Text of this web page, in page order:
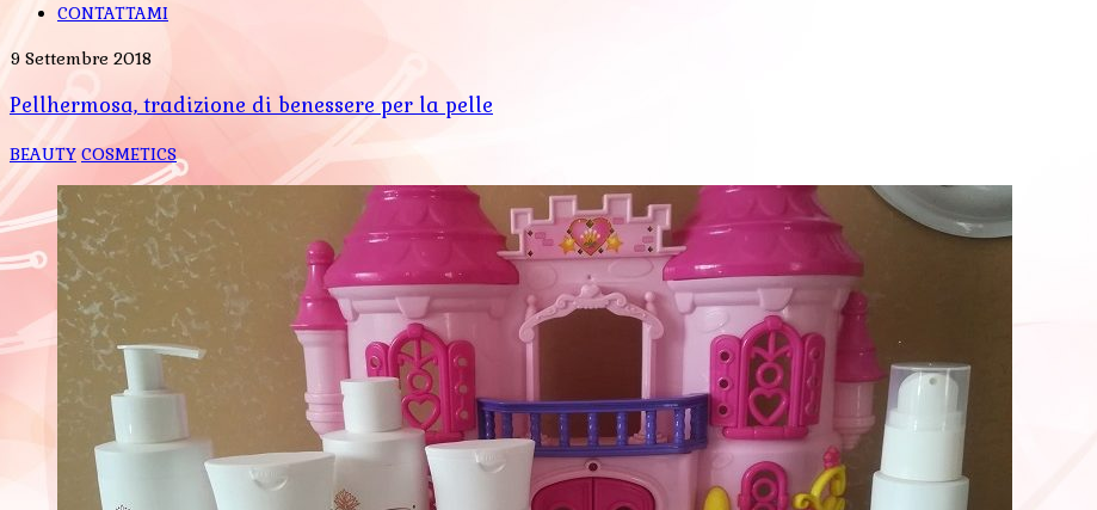
CONTATTAMI
9 Settembre 2018
Pellhermosa, tradizione di benessere per la pelle
BEAUTY COSMETICS